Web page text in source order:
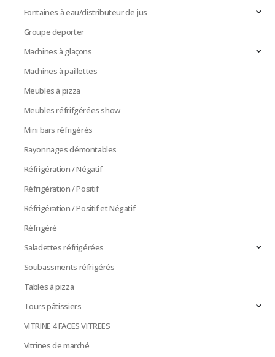
Fontaines à eau/distributeur de jus
Groupe deporter
Machines à glaçons
Machines à paillettes
Meubles à pizza
Meubles réfrifgérées show
Mini bars réfrigérés
Rayonnages démontables
Réfrigération / Négatif
Réfrigération / Positif
Réfrigération / Positif et Négatif
Réfrigéré
Saladettes réfrigérées
Soubassments réfrigérés
Tables à pizza
Tours pâtissiers
VITRINE 4 FACES VITREES
Vitrines de marché